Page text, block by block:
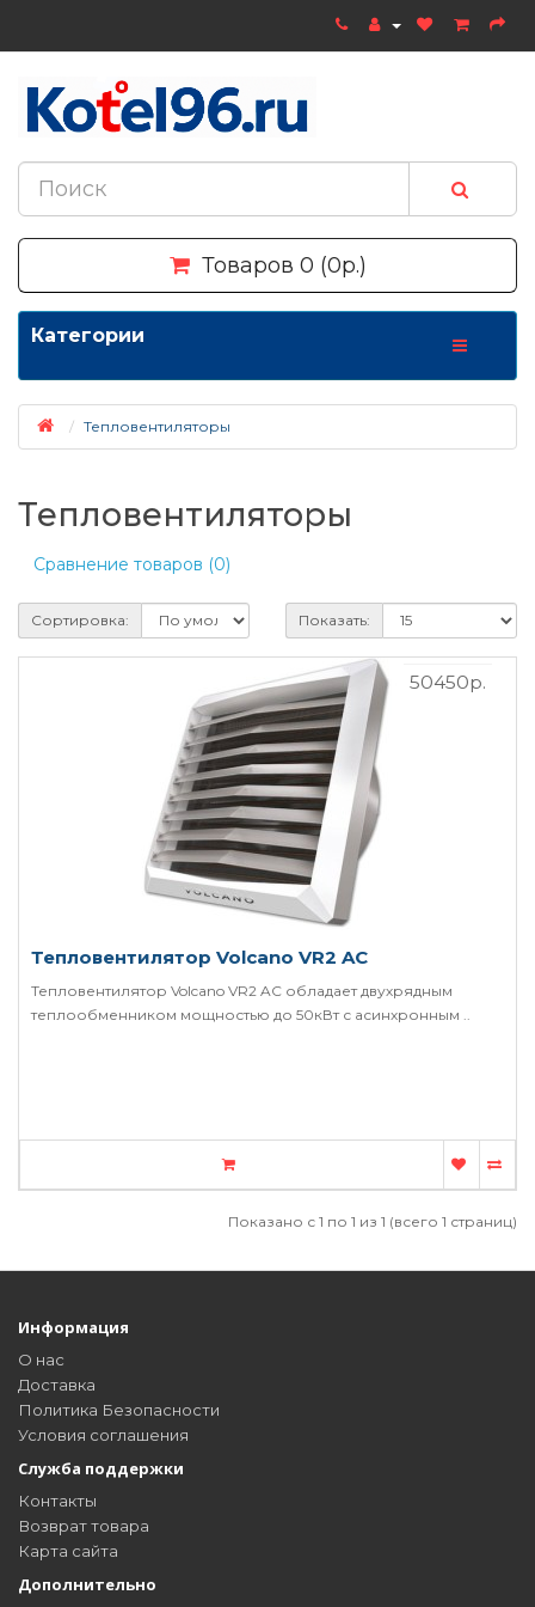
Товаров 0 (0р.)
Категории
Тепловентиляторы
Тепловентиляторы
Сравнение товаров (0)
Сортировка: Показать:
Тепловентилятор Volcano VR2 AC
Тепловентилятор Volcano VR2 AC обладает двухрядным
теплообменником мощностью до 50кВт с асинхронным ..
50450р.
Показано с 1 по 1 из 1 (всего 1 страниц)
Информация
О нас
Доставка
Политика Безопасности
Условия соглашения
Служба поддержки
Контакты
Возврат товара
Карта сайта
Дополнительно